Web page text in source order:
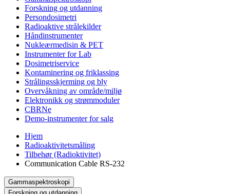
Forskning og utdanning
Persondosimetri
Radioaktive strålekilder
Håndinstrumenter
Nukleærmedisin & PET
Instrumenter for Lab
Dosimetriservice
Kontaminering og friklassing
Strålingsskjerming og bly
Overvåkning av område/miljø
Elektronikk og strømmoduler
CBRNe
Demo-instrumenter for salg
Hjem
Radioaktivitetsmåling
Tilbehør (Radioktivitet)
Communication Cable RS-232
Gammaspektroskopi